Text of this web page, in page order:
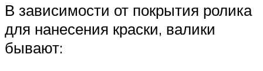
В зависимости от покрытия ролика
для нанесения краски, валики
бывают: